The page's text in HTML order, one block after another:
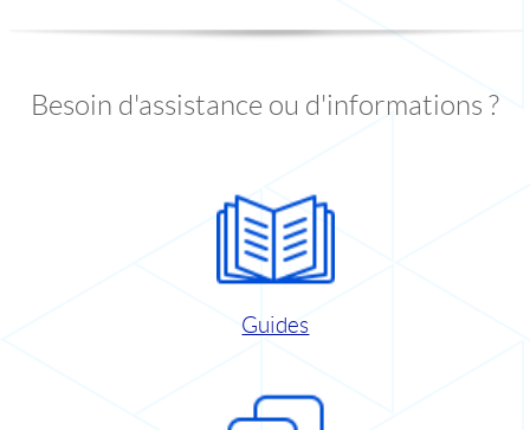
Besoin d'assistance ou d'informations ?
Guides